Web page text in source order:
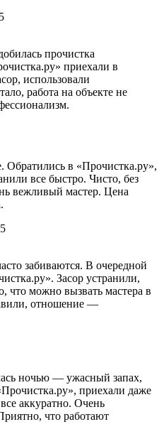
прочистка
приехали в
использовали
работа на объекте не
Обратились в «Прочистка.ру»,
все быстро. Чисто, без
вежливый мастер. Цена
забиваются. В очередной
Засор устранили,
что можно вызвать мастера в
отношение —
ночью — ужасный запах,
приехали даже
аккуратно. Очень
что работают